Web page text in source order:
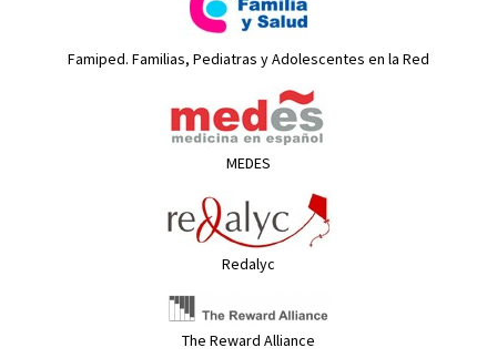
Famiped. Familias, Pediatras y Adolescentes en la Red
MEDES
Redalyc
The Reward Alliance